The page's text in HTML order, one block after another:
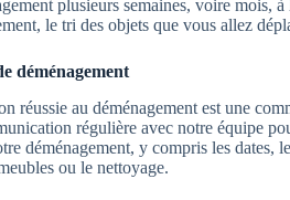
plusieurs semaines, voire mois,
le tri des objets que vous allez
déménagement
réussie au déménagement est une
régulière avec notre équipe
déménagement, y compris les
ou le nettoyage.